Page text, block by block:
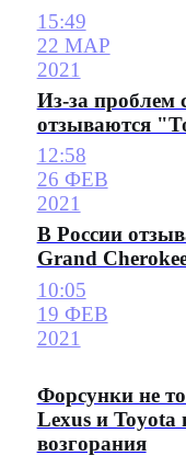
15:49
22 МАР
2021
Из-за проблем
отзываются
12:58
26 ФЕВ
2021
В России
Grand
10:05
19 ФЕВ
2021
Форсунки не
Lexus и Toyota
возгорания